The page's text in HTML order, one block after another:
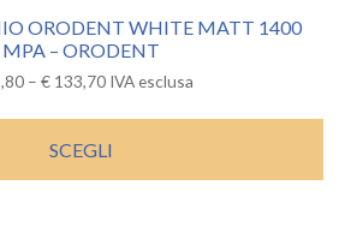
ORODENT WHITE MATT 1400
MPA – ORODENT
– €133,70 IVA esclusa
SCEGLI